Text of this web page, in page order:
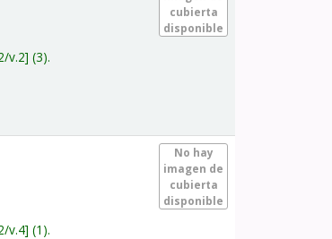
cubierta
disponible
v.2 (3).
No hay
imagen de
cubierta
disponible
v.4 (1).